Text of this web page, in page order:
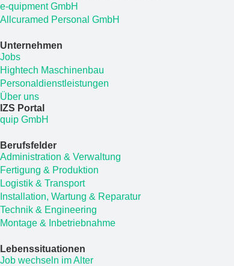
e-quipment GmbH
Allcuramed Personal GmbH
Unternehmen
Jobs
Hightech Maschinenbau
Personaldienstleistungen
Über uns
IZS Portal
quip GmbH
Berufsfelder
Administration & Verwaltung
Fertigung & Produktion
Logistik & Transport
Installation, Wartung & Reparatur
Technik & Engineering
Montage & Inbetriebnahme
Lebenssituationen
Job wechseln im Alter